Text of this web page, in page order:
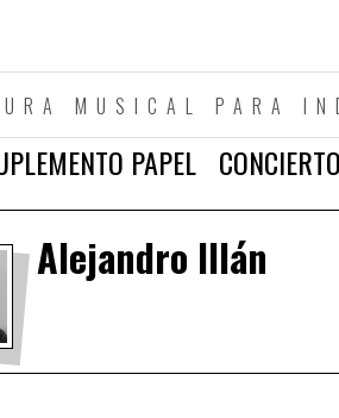
MUSICAL PARA
PAPEL
Alejandro Illán